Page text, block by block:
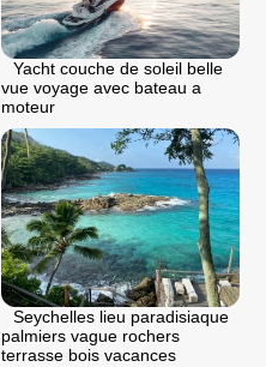
Yacht couche de soleil belle
vue voyage avec bateau a
moteur
Seychelles lieu paradisiaque
palmiers vague rochers
terrasse bois vacances